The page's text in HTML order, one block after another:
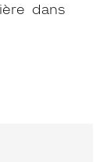
dans